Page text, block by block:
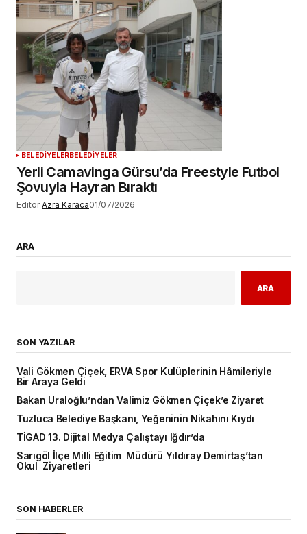
BELEDİYELERBELEDİYELER
Yerli Camavinga Gürsu’da Freestyle Futbol
Şovuyla Hayran Bıraktı
Editör Azra Karaca01/07/2026
ARA
ARA
SON YAZILAR
Vali Gökmen Çiçek, ERVA Spor Kulüplerinin Hâmileriyle
Bir Araya Geldi
Bakan Uraloğlu’ndan Valimiz Gökmen Çiçek’e Ziyaret
Tuzluca Belediye Başkanı, Yeğeninin Nikahını Kıydı
TİGAD 13. Dijital Medya Çalıştayı Iğdır’da
Sarıgöl İlçe Milli Eğitim Müdürü Yıldıray Demirtaş’tan
Okul Ziyaretleri
SON HABERLER